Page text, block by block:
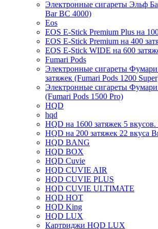
Электронные сигареты Эльф
Bar BC 4000)
Eos
EOS E-Stick Premium Plus на
EOS E-Stick Premium на 400
EOS E-Stick WIDE на 600
Fumari Pods
Электронные сигареты
затяжек (Fumari Pods 1200
Электронные сигареты
(Fumari Pods 1500 Pro)
HQD
hqd
HQD на 1600 затяжек 5
HQD на 200 затяжек 22 вкуса
HQD BANG
HQD BOX
HQD Cuvie
HQD CUVIE AIR
HQD CUVIE PLUS
HQD CUVIE ULTIMATE
HQD HOT
HQD King
HQD LUX
Картриджи HQD LUX